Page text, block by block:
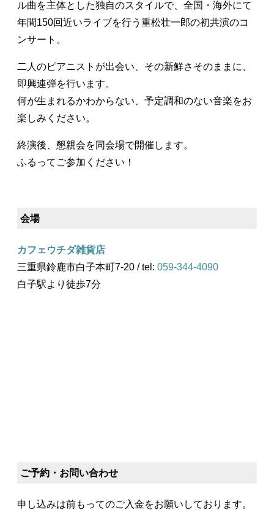
ル曲を主体とした独自のスタイルで、全国・海外にて
年間150回近いライブを行う重松壮一郎の初共演のコ
ンサート。
二人のピアニストが出会い、その新鮮さそのままに、
即興連弾を行います。
何が生まれるかわからない、予定調和のない音楽をお
楽しみください。
終演後、懇親会を同会場で開催します。
ふるってご参加ください！
会場
カフェウチダ雑貨店
三重県鈴鹿市白子本町7-20 / tel: 059-344-4090
白子駅より徒歩7分
ご予約・お問い合わせ
申し込みは前もってのご入金をお願いしております。